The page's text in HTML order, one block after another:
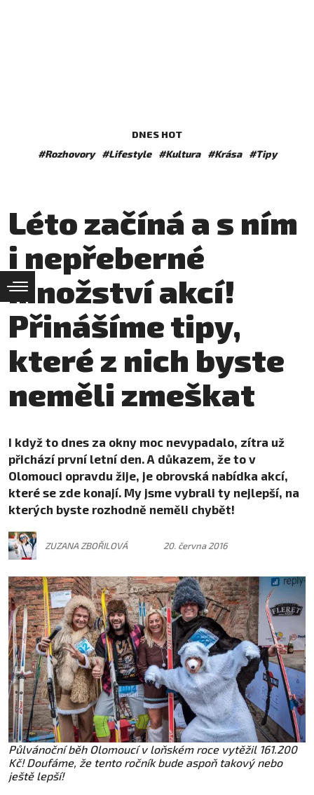
DNES HOT
#Rozhovory
#Lifestyle #Kultura #Krása #Tipy
Léto začíná a s ním
i nepřeberné
množství akcí!
Přinášíme tipy,
které z nich byste
neměli zmeškat
I když to dnes za okny moc nevypadalo, zítra už
přichází první letní den. A důkazem, že to v
Olomouci opravdu žije, je obrovská nabídka akcí,
které se zde konají. My jsme vybrali ty nejlepší, na
kterých byste rozhodně neměli chybět!
ZUZANA ZBOŘILOVÁ 20. června 2016
Půlvánoční běh Olomoucí v loňském roce vytěžil 161.200
Kč! Doufáme, že tento ročník bude aspoň takový nebo
ještě lepší!